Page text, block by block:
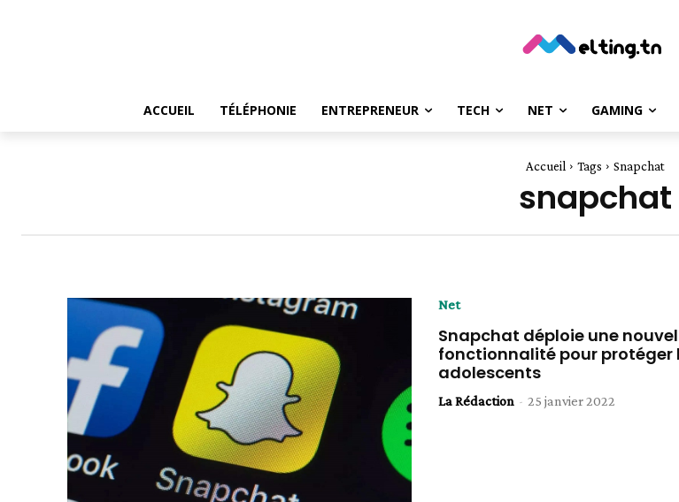
ACCUEIL TÉLÉPHONIE ENTREPRENEUR TECH NET GAMING
Accueil Tags Snapchat
snapchat
Net
Snapchat déploie une
fonctionnalité pour protéger
adolescents
La Rédaction - 25 janvier 2022